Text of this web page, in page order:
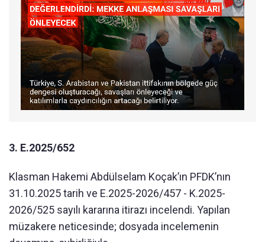
3. E.2025/652
Klasman Hakemi Abdülselam Koçak’ın PFDK’nın
31.10.2025 tarih ve E.2025-2026/457 - K.2025-
2026/525 sayılı kararına itirazı incelendi. Yapılan
müzakere neticesinde; dosyada incelemenin